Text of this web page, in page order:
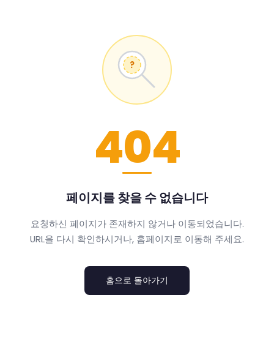
?
404
페이지를 찾을 수 없습니다
요청하신 페이지가 존재하지 않거나 이동되었습니다.
URL을 다시 확인하시거나, 홈페이지로 이동해 주세요.
홈으로 돌아가기